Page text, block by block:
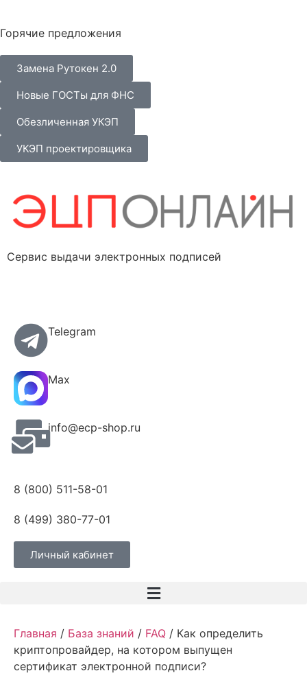
Горячие предложения
Замена Рутокен 2.0
Новые ГОСТы для ФНС
Обезличенная УКЭП
УКЭП проектировщика
Сервис выдачи электронных подписей
Telegram
Max
info@ecp-shop.ru
8 (800) 511-58-01
8 (499) 380-77-01
Личный кабинет
Главная / База знаний / FAQ / Как определить
криптопровайдер, на котором выпущен
сертификат электронной подписи?